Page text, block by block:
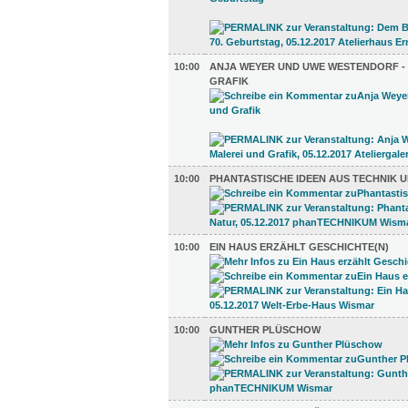
10:00
ANJA WEYER UND UWE WESTENDORF
GRAFIK
10:00 PHANTASTISCHE IDEEN AUS TECHNIK
10:00 EIN HAUS ERZÄHLT GESCHICHTE(N)
10:00 GUNTHER PLÜSCHOW